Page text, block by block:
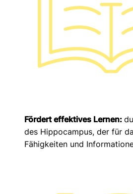
Fördert effektives Lernen:
des Hippocampus, der für
Fähigkeiten und